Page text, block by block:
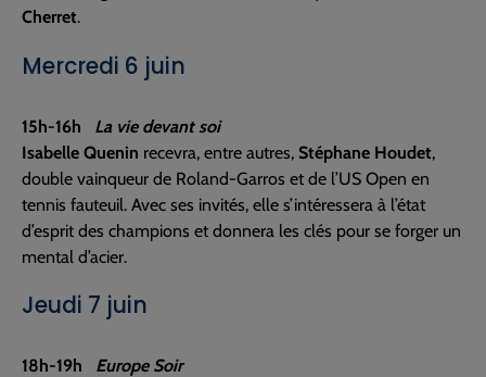
Cherret.
Mercredi 6 juin
15h-16h La vie devant soi
Isabelle Quenin recevra, entre autres, Stéphane Houdet,
double vainqueur de Roland-Garros et de l’US Open en
tennis fauteuil. Avec ses invités, elle s’intéressera à l’état
d’esprit des champions et donnera les clés pour se forger un
mental d’acier.
Jeudi 7 juin
18h-19h Europe Soir